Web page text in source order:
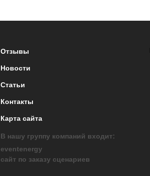
Отзывы
Новости
Статьи
Контакты
Карта сайта
В нашу группу компаний входит:
eventenergy
сайт по заказу сценариев